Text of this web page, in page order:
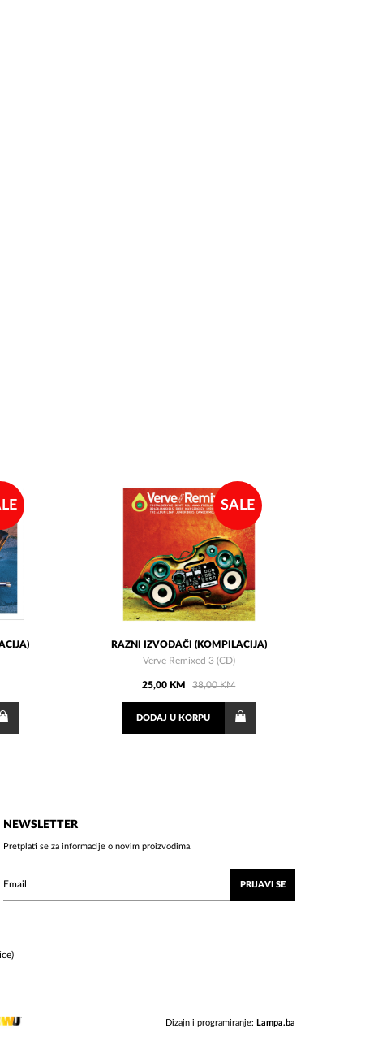
SALE
RAZNI IZVOĐAČI (KOMPILACIJA)
Verve Remixed 3 (CD)
25,00 KM 38,00 KM
DODAJU KORPU
NEWSLETTER
Pretplati se za informacije o novim proizvodima.
PRIJAVI SE
Dizajn i programiranje: Lampa.ba